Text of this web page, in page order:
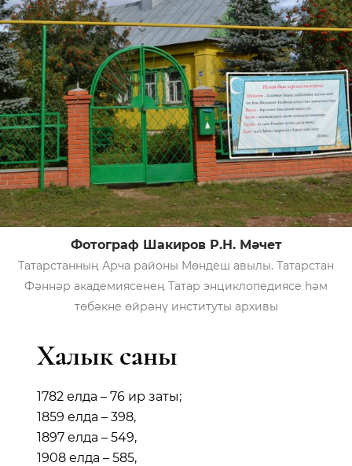
Фотограф Шакиров Р.Н. Мәчет
Татарстанның Арча районы Мөндеш авылы. Татарстан
Фәннәр академиясенең Татар энциклопедиясе һәм
төбәкне өйрәнү институты архивы
Халык саны
1782 елда – 76 ир заты;
1859 елда – 398,
1897 елда – 549,
1908 елда – 585,